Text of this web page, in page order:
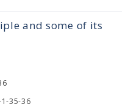
and some of its
35-36